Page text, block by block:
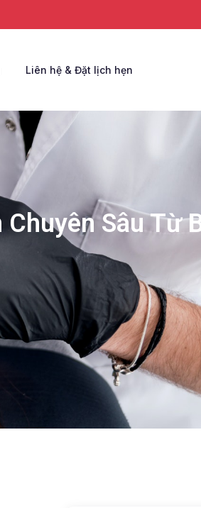
Liên hệ & Đặt lịch hẹn
Sâu Từ